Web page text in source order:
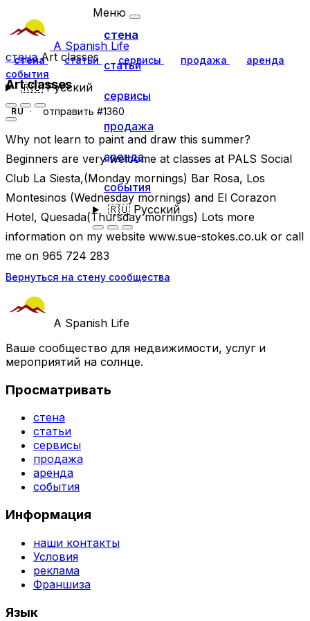
A Spanish Life
стена статьи сервисы продажа
аренда
события
🇷🇺Русский
Меню
стена
статьи
сервисы
продажа
аренда
события
🇷🇺Русский
стенаArt classes
Art classes
RU отправить #1360
Why not learn to paint and draw this summer?
Beginners are very welcome at classes at PALS Social
Club La Siesta,(Monday mornings) Bar Rosa, Los
Montesinos (Wednesday mornings) and El Corazon
Hotel, Quesada(Thursday mornings) Lots more
information on my website www.sue-stokes.co.uk or call
me on 965 724 283
Вернуться на стену сообщества
A Spanish Life
Ваше сообщество для недвижимости, услуг и
мероприятий на солнце.
Просматривать
стена
статьи
сервисы
продажа
аренда
события
Информация
наши контакты
Условия
реклама
Франшиза
Язык